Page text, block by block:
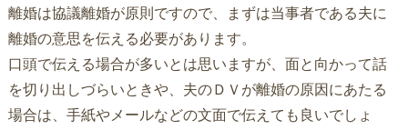
離婚は協議離婚が原則ですので、まずは当事者である夫に
離婚の意思を伝える必要があります。
口頭で伝える場合が多いとは思いますが、面と向かって話
を切り出しづらいときや、夫のＤＶが離婚の原因にあたる
場合は、手紙やメールなどの文面で伝えても良いでしょ